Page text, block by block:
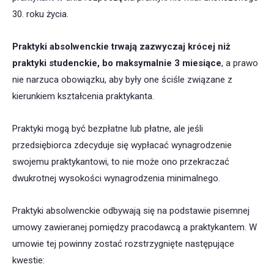
30. roku życia.
Praktyki absolwenckie trwają zazwyczaj krócej niż
praktyki studenckie, bo maksymalnie 3 miesiące, a prawo
nie narzuca obowiązku, aby były one ściśle związane z
kierunkiem kształcenia praktykanta.
Praktyki mogą być bezpłatne lub płatne, ale jeśli
przedsiębiorca zdecyduje się wypłacać wynagrodzenie
swojemu praktykantowi, to nie może ono przekraczać
dwukrotnej wysokości wynagrodzenia minimalnego.
Praktyki absolwenckie odbywają się na podstawie pisemnej
umowy zawieranej pomiędzy pracodawcą a praktykantem. W
umowie tej powinny zostać rozstrzygnięte następujące
kwestie: